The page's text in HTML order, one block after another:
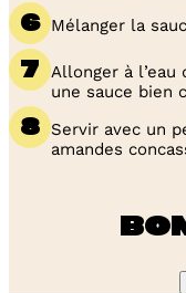
Mélanger la
Allonger à
une sauce bien
Servir avec un
amandes